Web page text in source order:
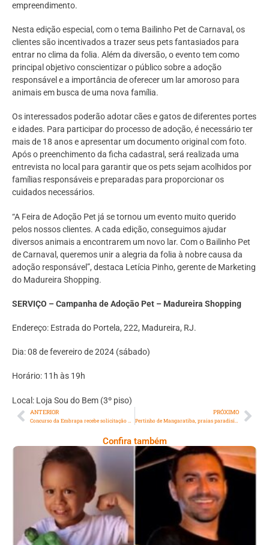
empreendimento.
Nesta edição especial, com o tema Bailinho Pet de Carnaval, os
clientes são incentivados a trazer seus pets fantasiados para
entrar no clima da folia. Além da diversão, o evento tem como
principal objetivo conscientizar o público sobre a adoção
responsável e a importância de oferecer um lar amoroso para
animais em busca de uma nova família.
Os interessados poderão adotar cães e gatos de diferentes portes
e idades. Para participar do processo de adoção, é necessário ter
mais de 18 anos e apresentar um documento original com foto.
Após o preenchimento da ficha cadastral, será realizada uma
entrevista no local para garantir que os pets sejam acolhidos por
famílias responsáveis e preparadas para proporcionar os
cuidados necessários.
“A Feira de Adoção Pet já se tornou um evento muito querido
pelos nossos clientes. A cada edição, conseguimos ajudar
diversos animais a encontrarem um novo lar. Com o Bailinho Pet
de Carnaval, queremos unir a alegria da folia à nobre causa da
adoção responsável”, destaca Letícia Pinho, gerente de Marketing
do Madureira Shopping.
SERVIÇO – Campanha de Adoção Pet – Madureira Shopping
Endereço: Estrada do Portela, 222, Madureira, RJ.
Dia: 08 de fevereiro de 2024 (sábado)
Horário: 11h às 19h
Local: Loja Sou do Bem (3º piso)
ANTERIOR PRÓXIMO
Pertinho de Mangaratiba, praias paradisíacas em uma ilha
Confira também
Comoção Marca Despedida De Menino De 3
Anos E Reacende Debate Sobre Proteção À
Infância